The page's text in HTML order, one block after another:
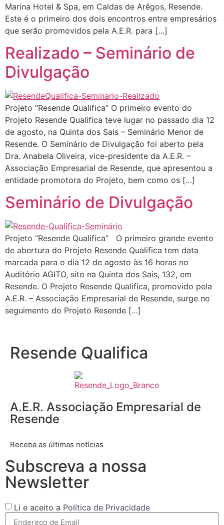
Marina Hotel & Spa, em Caldas de Arêgos, Resende.
Este é o primeiro dos dois encontros entre empresários
que serão promovidos pela A.E.R. para […]
Realizado – Seminário de
Divulgação
Projeto “Resende Qualifica” O primeiro evento do
Projeto Resende Qualifica teve lugar no passado dia 12
de agosto, na Quinta dos Sais – Seminário Menor de
Resende. O Seminário de Divulgação foi aberto pela
Dra. Anabela Oliveira, vice-presidente da A.E.R. –
Associação Empresarial de Resende, que apresentou a
entidade promotora do Projeto, bem como os […]
Seminário de Divulgação
Projeto “Resende Qualifica” O primeiro grande evento
de abertura do Projeto Resende Qualifica tem data
marcada para o dia 12 de agosto às 16 horas no
Auditório AGITO, sito na Quinta dos Sais, 132, em
Resende. O Projeto Resende Qualifica, promovido pela
A.E.R. – Associação Empresarial de Resende, surge no
seguimento do Projeto Resende […]
Resende Qualifica
A.E.R. Associação Empresarial de
Resende
Receba as últimas notícias
Subscreva a nossa
Newsletter
Li e aceito a Política de Privacidade